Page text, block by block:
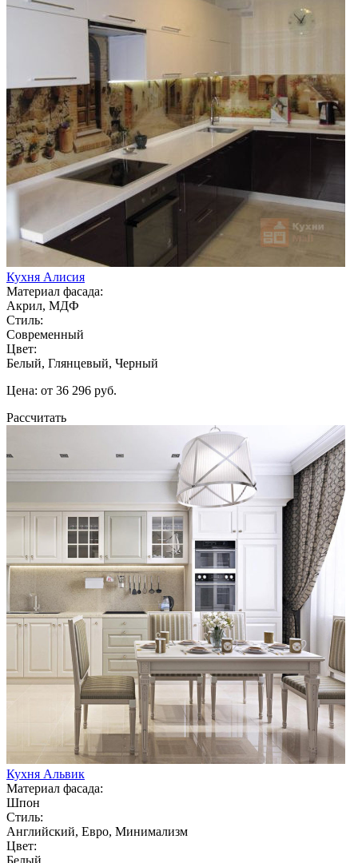
Кухня Алисия
Материал фасада:
Акрил, МДФ
Стиль:
Современный
Цвет:
Белый, Глянцевый, Черный
Цена: от 36 296 руб.
Рассчитать
Кухня Альвик
Материал фасада:
Шпон
Стиль:
Английский, Евро, Минимализм
Цвет:
Белый